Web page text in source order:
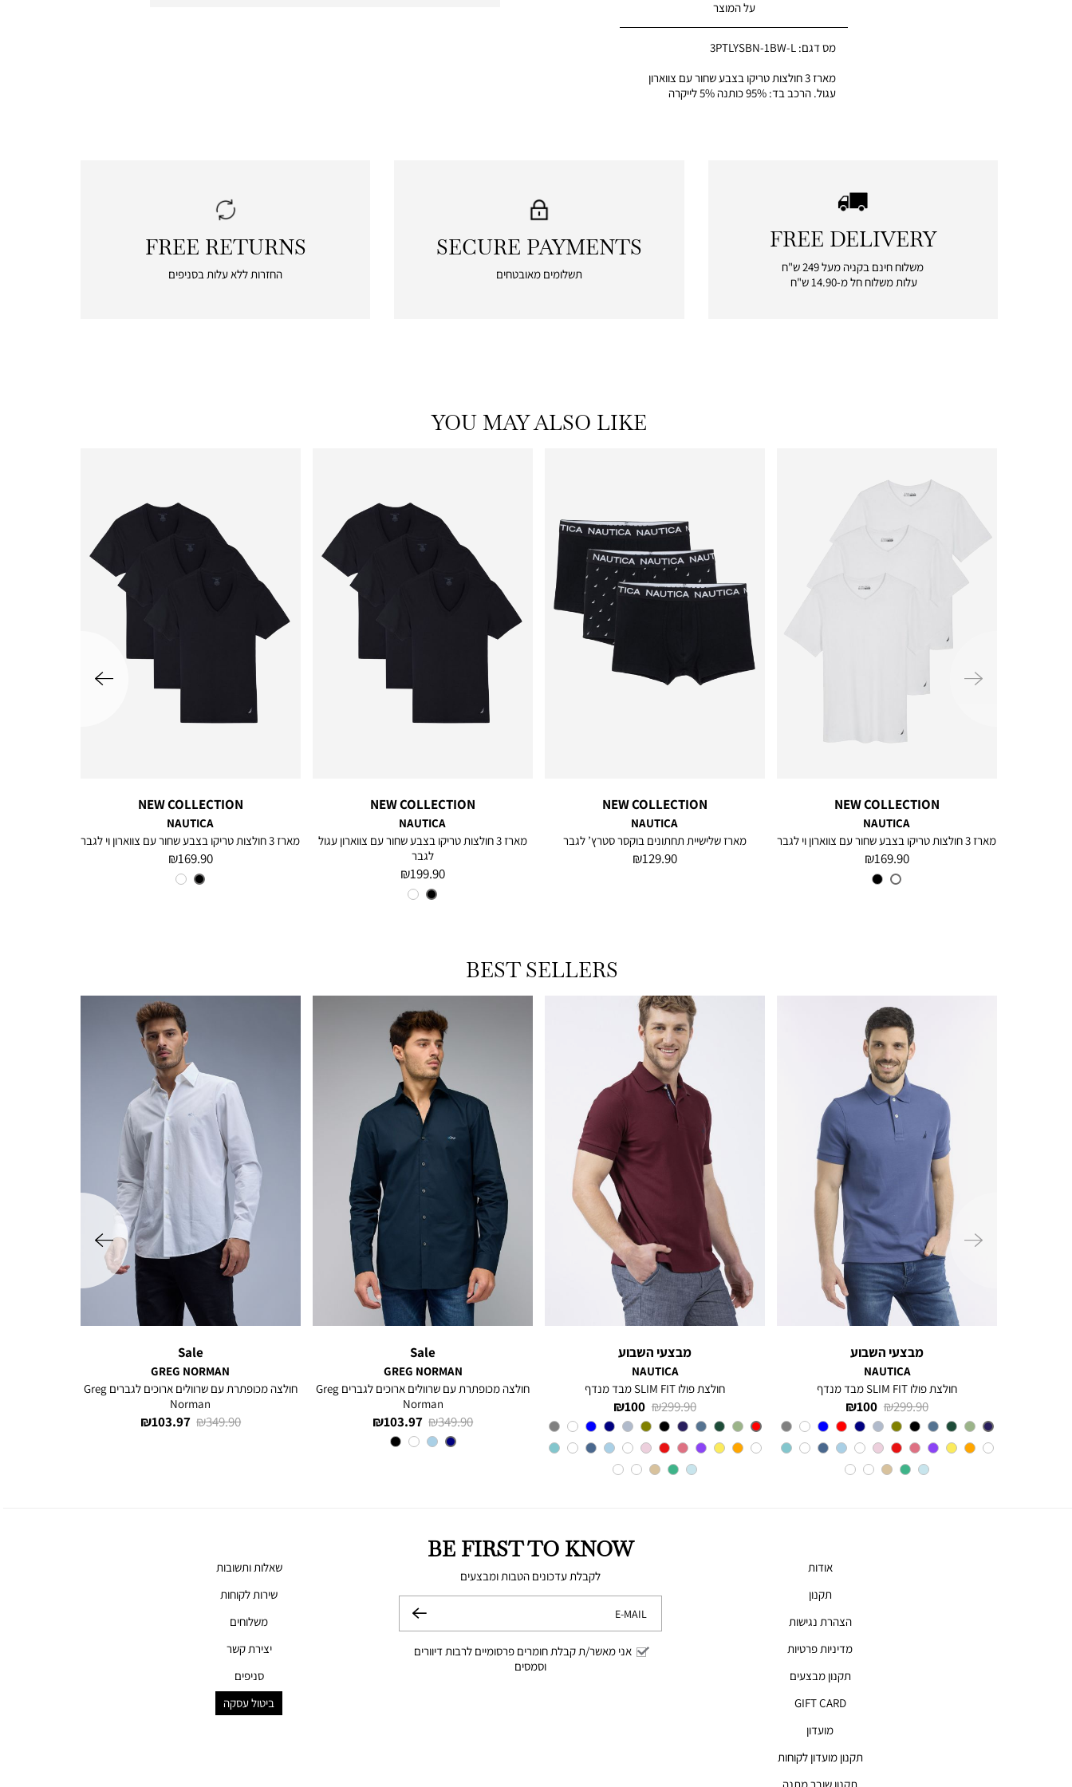
על המוצר
מס דגם: 3PTLYSBN-1BW-L
מארז 3 חולצות טריקו בצבע שחור עם צווארון
עגול. הרכב בד: 95% כותנה 5% לייקרה
|
free
delivery
|
FREE DELIVERY
משלוח חינם בקניה מעל 249 ש"ח
עלות משלוח חל מ-14.90 ש"ח
|
payments
SECURE PAYMENTS
תשלומים מאובטחים
|
returns
FREE RETURNS
החזרות ללא עלות בסניפים
YOU MAY ALSO LIKE
ימינה
NEW COLLECTION
NAUTICA
מארז 3 חולצות טריקו בצבע שחור עם צווארון וי לגבר
מחיר
מוצר
169.90 ₪
צבע
White
NEW COLLECTION
NAUTICA
מארז שלישיית תחתונים בוקסר סטרץ’ לגבר
מחיר
129.90 ₪
NEW COLLECTION
NAUTICA
מארז 3 חולצות טריקו בצבע שחור עם צווארון עגול
לגבר
מחיר
מוצר
199.90 ₪
צבע
BLACK
NEW COLLECTION
NAUTICA
מארז 3 חולצות טריקו בצבע שחור עם צווארון וי לגבר
מחיר
מוצר
169.90 ₪
צבע
BLACK
שמאלה
BEST SELLERS
ימינה
מבצעי השבוע
NAUTICA
חולצת פולו SLIM FIT מבד מנדף
מחיר
מוצר
100 ₪
מחיר
רגיל
299.90 ₪
צבע
BLUE
INDIGO
מבצעי השבוע
NAUTICA
חולצת פולו SLIM FIT מבד מנדף
מחיר
מוצר
100 ₪
מחיר
רגיל
299.90 ₪
צבע
Red
Sale
GREG NORMAN
חולצה מכופתרת עם שרוולים ארוכים לגברים Greg
Norman
מחיר
מוצר
103.97 ₪
מחיר
רגיל
349.90 ₪
צבע
NAVY
Sale
GREG NORMAN
חולצה מכופתרת עם שרוולים ארוכים לגברים Greg
Norman
מחיר
103.97 ₪
מחיר
349.90 ₪
שמאלה
BE FIRST TO KNOW
לקבלת עדכונים הטבות ומבצעים
E-MAIL
אני מאשר/ת קבלת חומרים פרסומיים לרבות דיוורים
וסמסים
שלח
אודות
תקנון
הצהרת נגישות
מדיניות פרטיות
תקנון מבצעים
GIFT CARD
מועדון
תקנון מועדון לקוחות
שאלות ותשובות
שירות לקוחות
משלוחים
יצירת קשר
סניפים
ביטול עסקה